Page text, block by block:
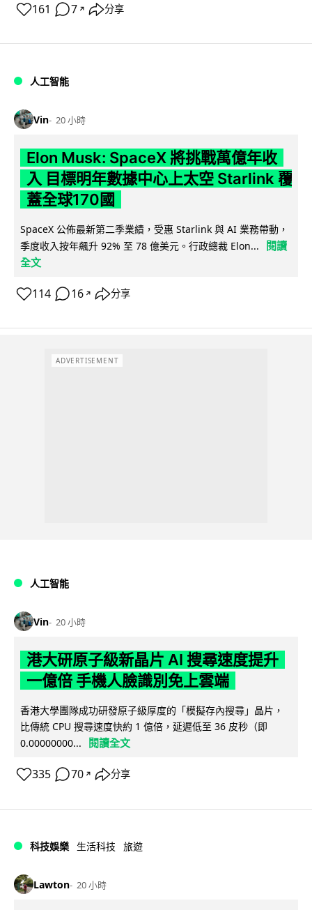
161 7 ↗ 分享
人工智能
Vin 20 小時
Elon Musk: SpaceX 將挑戰萬億年收
入 目標明年數據中心上太空 Starlink 覆
蓋全球170國
SpaceX 公佈最新第二季業績，受惠 Starlink 與 AI 業務帶動，
季度收入按年飆升 92% 至 78 億美元。行政總裁 Elon...
閱讀
全文
114 16 ↗ 分享
ADVERTISEMENT
人工智能
Vin 20 小時
港大研原子級新晶片 AI 搜尋速度提升
一億倍 手機人臉識別免上雲端
香港大學團隊成功研發原子級厚度的「模擬存內搜尋」晶片，
比傳統 CPU 搜尋速度快約 1 億倍，延遲低至 36 皮秒（即
0.00000000...
閱讀全文
335 70 ↗ 分享
科技娛樂 生活科技 旅遊
Lawton 20 小時